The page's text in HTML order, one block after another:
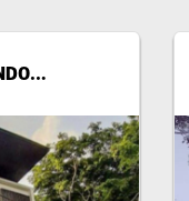
PUTRI MELANIE GONDO SUWITO